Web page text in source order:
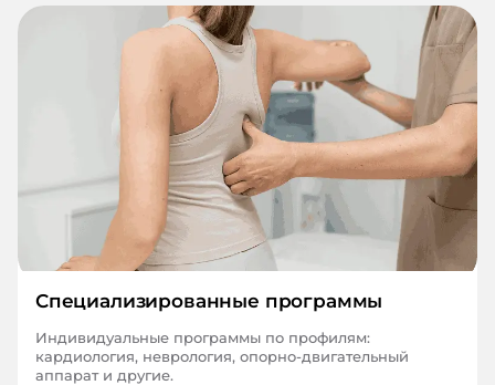
Специализированные программы
Индивидуальные программы по профилям:
кардиология, неврология, опорно-двигательный
аппарат и другие.